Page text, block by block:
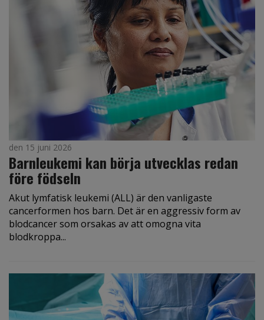
den 15 juni 2026
Barnleukemi kan börja utvecklas redan
före födseln
Akut lymfatisk leukemi (ALL) är den vanligaste
cancerformen hos barn. Det är en aggressiv form av
blodcancer som orsakas av att omogna vita
blodkroppa...